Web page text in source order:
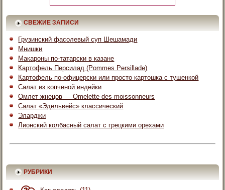
СВЕЖИЕ ЗАПИСИ
Грузинский фасолевый суп Шешамади
Мнишки
Макароны по-татарски в казане
Картофель Персилад (Pommes Persillade)
Картофель по-офицерски или просто картошка с тушенкой
Салат из копченой индейки
Омлет жнецов — Omelette des moissonneurs
Салат «Эдельвейс» классический
Эларджи
Лионский колбасный салат с грецкими орехами
РУБРИКИ